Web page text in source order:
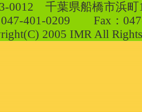
0012 千葉県船橋市浜町
047-401-0209 Fax：
2005 IMR All